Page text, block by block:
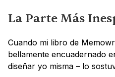
La Parte Más
Cuando mi libro de
bellamente encuadernado
diseñar yo misma – lo